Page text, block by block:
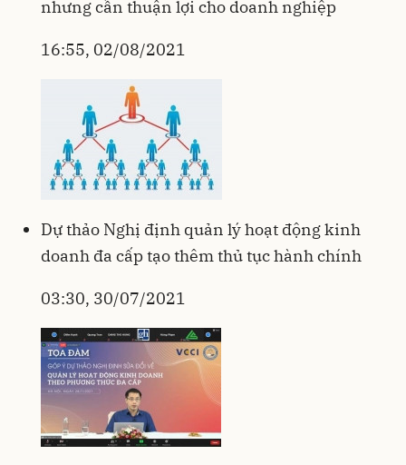
nhưng cần thuận lợi cho doanh nghiệp
16:55, 02/08/2021
Dự thảo Nghị định quản lý hoạt động kinh
doanh đa cấp tạo thêm thủ tục hành chính
03:30, 30/07/2021